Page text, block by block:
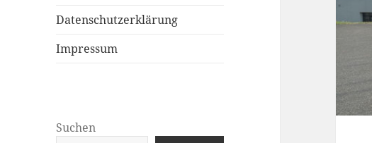
Datenschutzerklärung
Impressum
Suchen